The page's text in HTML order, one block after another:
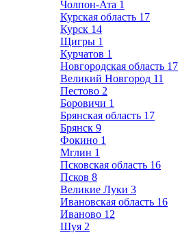
Чолпон-Ата 1
Курская область 17
Курск 14
Щигры 1
Курчатов 1
Новгородская область 17
Великий Новгород 11
Пестово 2
Боровичи 1
Брянская область 17
Брянск 9
Фокино 1
Мглин 1
Псковская область 16
Псков 8
Великие Луки 3
Ивановская область 16
Иваново 12
Шуя 2